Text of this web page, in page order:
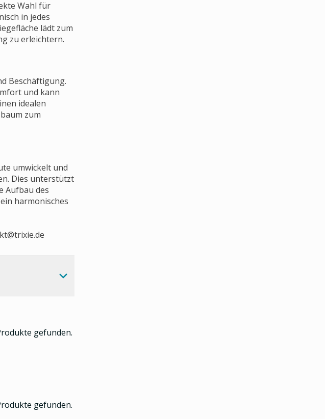
Wahl für
in jedes
lädt zum
zu erleichtern.
Beschäftigung.
und kann
idealen
zum
umwickelt und
Dies unterstützt
Aufbau des
harmonisches
gefunden.
gefunden.